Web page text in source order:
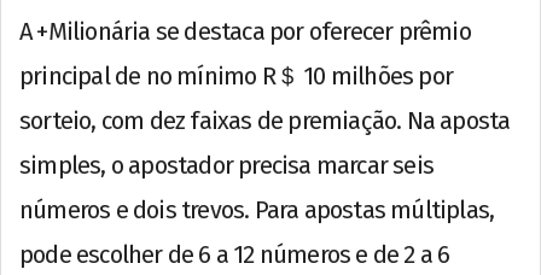
A +Milionária se destaca por oferecer prêmio
principal de no mínimo R＄ 10 milhões por
sorteio, com dez faixas de premiação. Na aposta
simples, o apostador precisa marcar seis
números e dois trevos. Para apostas múltiplas,
pode escolher de 6 a 12 números e de 2 a 6